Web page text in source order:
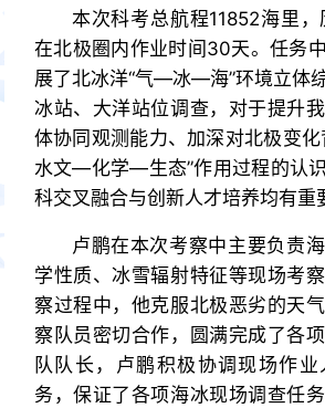
本次科考总航程11852海里
在北极圈内作业时间30天。任务
展了北冰洋“气—冰—海”环境立体
冰站、大洋站位调查，对于提升
体协同观测能力、加深对北极变
水文—化学—生态”作用过程的认
科交叉融合与创新人才培养均有重
卢鹏在本次考察中主要负责
学性质、冰雪辐射特征等现场考
察过程中，他克服北极恶劣的天
察队员密切合作，圆满完成了各
队队长，卢鹏积极协调现场作
务，保证了各项海冰现场调查任